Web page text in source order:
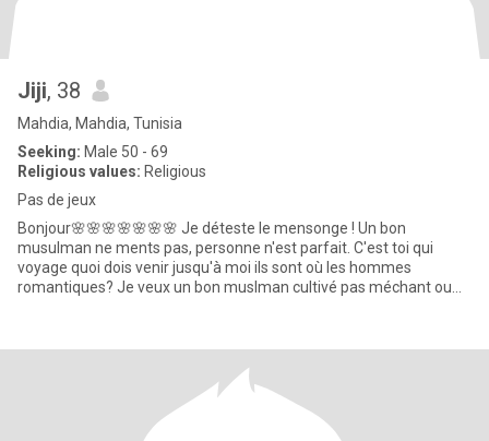
Jiji, 38
Mahdia, Mahdia, Tunisia
Seeking: Male 50 - 69
Religious values: Religious
Pas de jeux
Bonjour🌸🌸🌸🌸🌸🌸🌸 Je déteste le mensonge ! Un bon
musulman ne ments pas, personne n'est parfait. C'est toi qui
voyage quoi dois venir jusqu'à moi ils sont où les hommes
romantiques? Je veux un bon muslman cultivé pas méchant ou